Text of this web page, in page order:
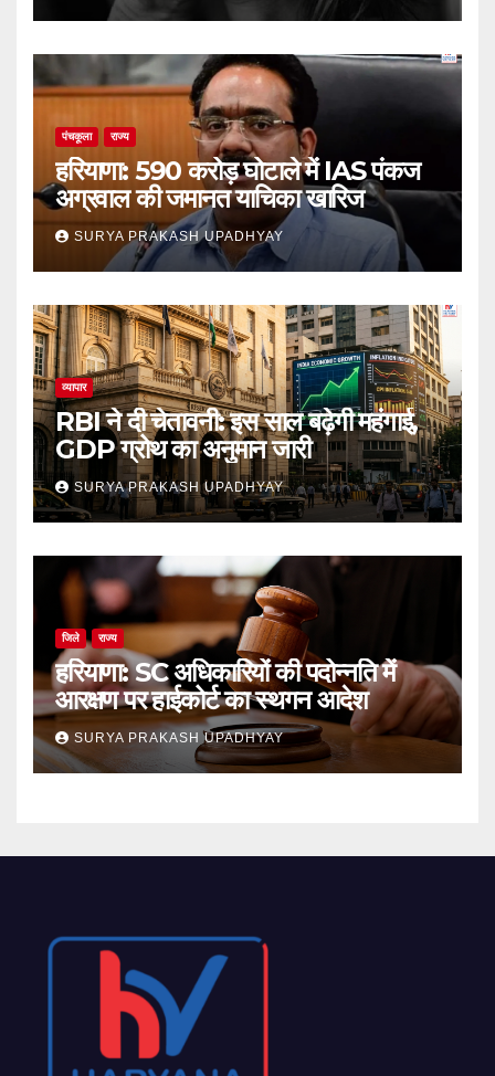
पंचकूला राज्य
हरियाणा: 590 करोड़ घोटाले में IAS पंकज
अग्रवाल की जमानत याचिका खारिज
SURYA PRAKASH UPADHYAY
व्यापार
RBI ने दी चेतावनी: इस साल बढ़ेगी महंगाई,
GDP ग्रोथ का अनुमान जारी
SURYA PRAKASH UPADHYAY
जिले राज्य
हरियाणा: SC अधिकारियों की पदोन्नति में
आरक्षण पर हाईकोर्ट का स्थगन आदेश
SURYA PRAKASH UPADHYAY